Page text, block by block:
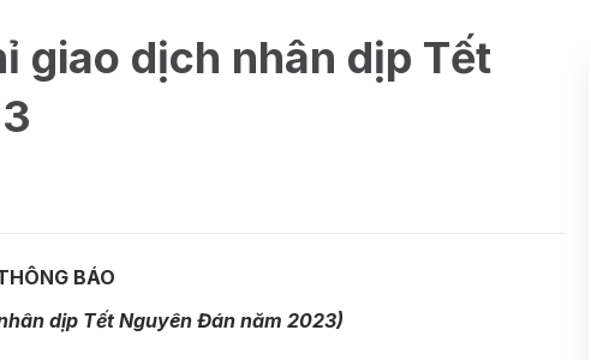
giao dịch nhân dịp Tết
BÁO
dịp Tết Nguyên Đán năm 2023)